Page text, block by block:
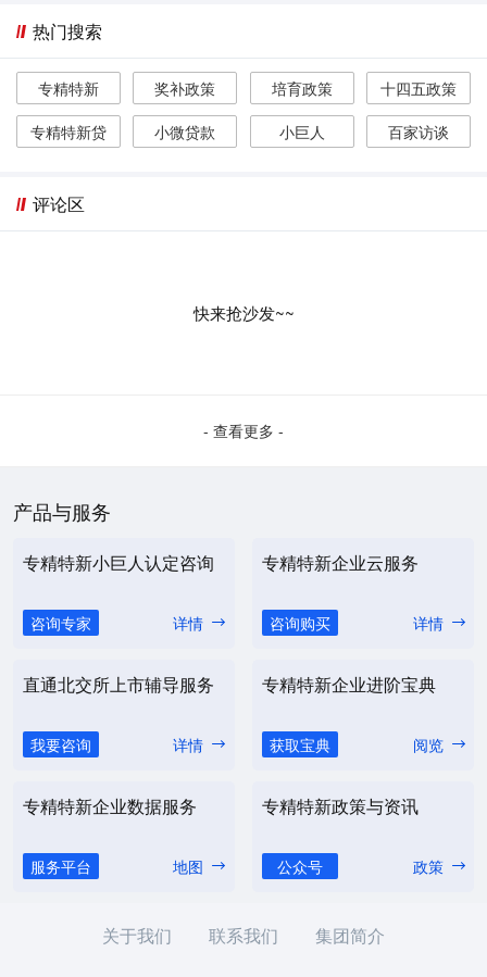
热门搜索
专精特新 奖补政策 培育政策
十四五政策
专精特新贷
小微贷款 小巨人 百家访谈
评论区
快来抢沙发~~
- 查看更多 -
产品与服务
专精特新小巨人认定咨询
咨询专家 详情
专精特新企业云服务
咨询购买 详情
直通北交所上市辅导服务
我要咨询 详情
专精特新企业进阶宝典
获取宝典 阅览
专精特新企业数据服务
服务平台 地图
专精特新政策与资讯
公众号 政策
关于我们 联系我们 集团简介